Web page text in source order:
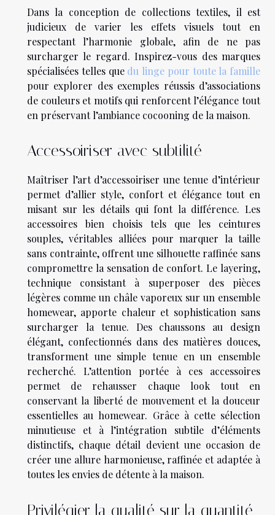
Dans la conception de collections textiles, il est
judicieux de varier les effets visuels tout en
respectant l’harmonie globale, afin de ne pas
surcharger le regard. Inspirez-vous des marques
spécialisées telles que du linge pour toute la famille
pour explorer des exemples réussis d’associations
de couleurs et motifs qui renforcent l’élégance tout
en préservant l’ambiance cocooning de la maison.
Accessoiriser avec subtilité
Maîtriser l’art d’accessoiriser une tenue d’intérieur
permet d’allier style, confort et élégance tout en
misant sur les détails qui font la différence. Les
accessoires bien choisis tels que les ceintures
souples, véritables alliées pour marquer la taille
sans contrainte, offrent une silhouette raffinée sans
compromettre la sensation de confort. Le layering,
technique consistant à superposer des pièces
légères comme un châle vaporeux sur un ensemble
homewear, apporte chaleur et sophistication sans
surcharger la tenue. Des chaussons au design
élégant, confectionnés dans des matières douces,
transforment une simple tenue en un ensemble
recherché. L’attention portée à ces accessoires
permet de rehausser chaque look tout en
conservant la liberté de mouvement et la douceur
essentielles au homewear. Grâce à cette sélection
minutieuse et à l’intégration subtile d’éléments
distinctifs, chaque détail devient une occasion de
créer une allure harmonieuse, raffinée et adaptée à
toutes les envies de détente à la maison.
Privilégier la qualité sur la quantité